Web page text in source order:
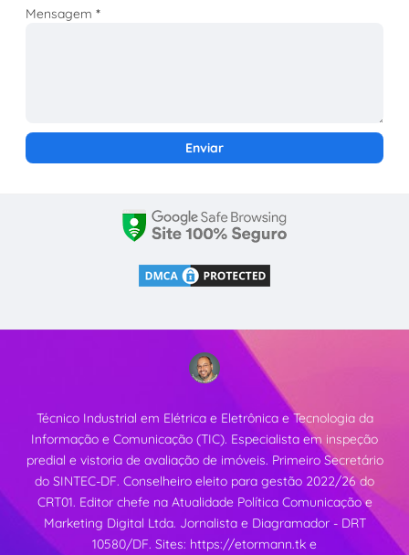
Mensagem*
Técnico Industrial em Elétrica e Eletrônica e Tecnologia da
Informação e Comunicação (TIC). Especialista em inspeção
predial e vistoria de avaliação de imóveis. Primeiro Secretário
do SINTEC-DF. Conselheiro eleito para gestão 2022/26 do
CRT01. Editor chefe na Atualidade Política Comunicação e
Marketing Digital Ltda. Jornalista e Diagramador - DRT
10580/DF. Sites: https://etormann.tk e